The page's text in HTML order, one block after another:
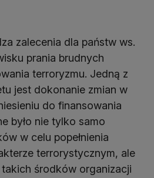
zalecenia dla państw ws.
prania brudnych
terroryzmu. Jedną z
jest dokonanie zmian w
do finansowania
było nie tylko samo
w celu popełnienia
terrorystycznym, ale
środków organizacji